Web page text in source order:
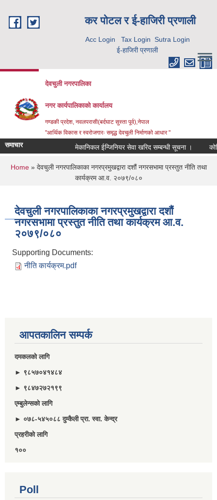
कर पाेटल र ई-हाजिरी प्रणाली
Acc Login Tax Login Sutra Login
ई-हाजिरी प्रणाली
देवचुली नगरपालिका
नगर कार्यपालिकाको कार्यालय
गण्डकी प्रदेश, नवलपरासी(बर्दघाट सुस्ता पूर्व),नेपाल
"आर्थिक विकास र स्वरोजगारः समृद्ध देवचुली निर्माणको आधार "
समाचार मेकानिकल ईन्जिनियर सेवा खरिद सम्बन्धी सूचना ।
You are here
Home» देवचुली नगरपालिकाका नगरप्रमुखद्वारा दशौं नगरसभामा प्रस्तुत नीति तथा
कार्यक्रम आ.व. २०७९/०८०
देवचुली नगरपालिकाका नगरप्रमुखद्वारा दशौं
नगरसभामा प्रस्तुत नीति तथा कार्यक्रम आ.व.
२०७९/०८०
Supporting Documents:
नीति कार्यक्रम.pdf
आपतकालिन सम्पर्क
दमकलकाे लागि
► ९८५७०४१४८४
► ९८४७२७२१९९
एम्बुलेन्सकाे लागि
► ०७८-५४५०८८ दुम्कैली प्रा. स्वा. केन्द्र
प्रहरीकाे लागि
१००
Poll